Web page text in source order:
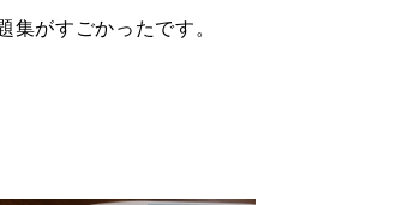
集がすごかったです。